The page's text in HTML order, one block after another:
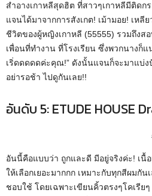
สำอางเกาหลีสุดฮิต ที่สาวๆเกาหลีมีติด
แจนได้มาจากการสังเกต! เม้ามอย! เหลี
ชีวิตของผู้หญิงเกาหลี (55555) รวมถึงส
เพื่อนที่ทำงาน ที่โรงเรียน ซึ่งพวกนางก็แ
เริ่ดดดดดค่ะคุณ!” ดังนั้นแจนก็จะมาแบ่
อย่ารอช้า ไปดูกันเลย!!
อันดับ 5: ETUDE HOUSE
อันนี้คือแบบว่า ถูกและดี มีอยู่จริงค่ะ! เ
ให้เลือกเยอะมากกก เหมาะกับทุกสีผมกัน
ชอบใช้ โดยเฉพาะเขียนคิ้วตรงๆโคเรีย